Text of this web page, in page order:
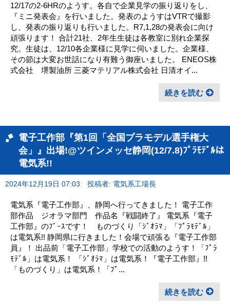
12/17の2-6HRのようす。各自で企業見学の振り返りをし、
『ミニ発表会』を行いました。発表のようすはVTRで撮影
し、発表の振り返りも行いました。R7,1,28の発表会に向け
頑張ります！ 合計21社、2年生生徒は各教室に別れ企業探
究。生徒は、12/10各企業様に見学に伺いました。企業様、
その節は大変お世話になり有難う御座いました。 ENEOS株
式会社 堺製油所 三菱マテリアル株式会社 日清オイ...
続きを読む
電子工作部『第1回「全国プラモデル選手権大
会」』出場!@ツインメッセ静岡(12/7.8)ﾌﾟﾗﾓﾃﾞﾙは
電気系!!
2024年12月19日 07:03 投稿者: 電気系工場長
電気系『電子工作部』、静岡へ行ってきました！ 電子工作
部作品 ジオラマ部門 作品名『戦闘終了』 電気系『電子
工作部』のﾌﾞｰｽです！ ものづくり「ｼﾞｵﾗﾏ」「ﾌﾟﾗﾓﾃﾞﾙ」
は電気系!! 静岡県に行きました！会場で頑張る『電子工作部
員』！ 出品前「電子工作部」学校での活動のようす！「ﾌﾟﾗ
ﾓﾃﾞﾙ」は電気系！ 「ｼﾞｵﾗﾏ」は電気系！『電子工作部』!!
「ものづくり」は電気系！「ﾌﾟ...
続きを読む